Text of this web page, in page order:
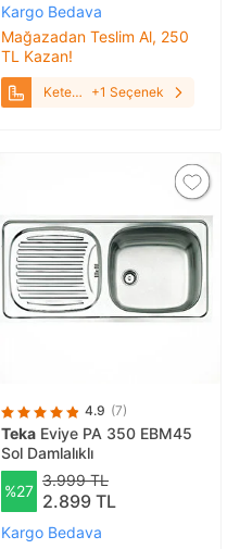
Kargo Bedava
Mağazadan Teslim Al, 250
TL Kazan!
Keten
+1 Seçenek
4.9 (7)
Teka Eviye PA 350 EBM45
Sol Damlalıklı
%27
3.999 TL
2.899 TL
Kargo Bedava